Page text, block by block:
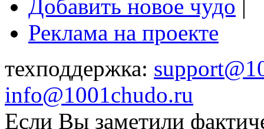
Добавить новое чудо |
Реклама на проекте
техподдержка:
info@1001chudo.ru
Если Вы заметили